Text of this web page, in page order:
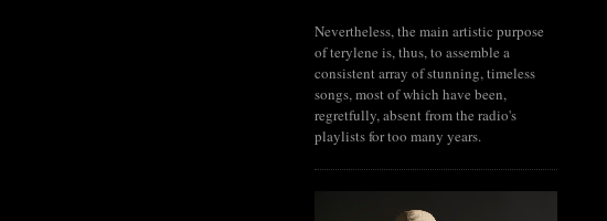
Nevertheless, the main artistic purpose
of terylene is, thus, to assemble a
consistent array of stunning, timeless
songs, most of which have been,
regretfully, absent from the radio's
playlists for too many years.